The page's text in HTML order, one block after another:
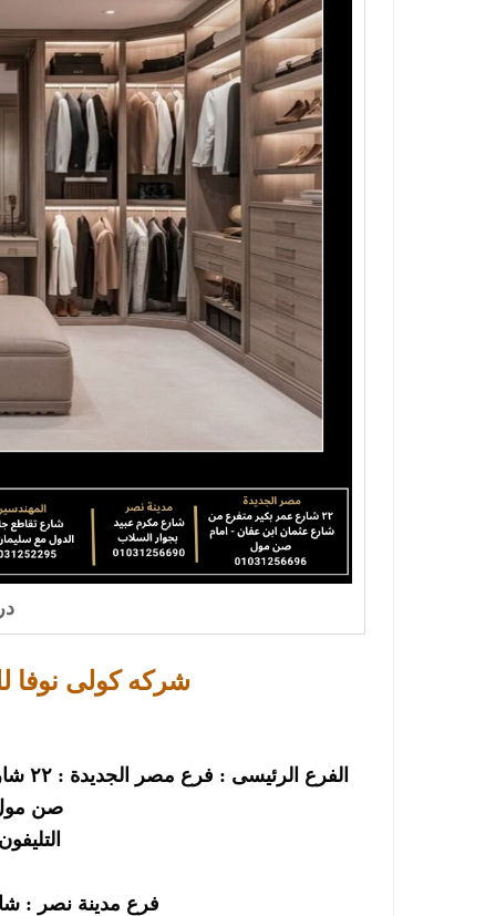
شركه كولى نوفا
صن
التليفون :
فرع مدينة نصر :